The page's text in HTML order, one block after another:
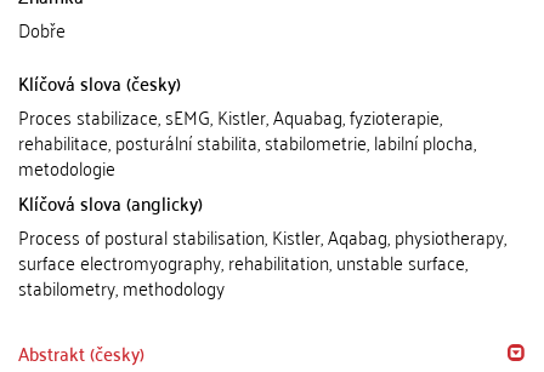
Dobře
Klíčová slova (česky)
Proces stabilizace, sEMG, Kistler, Aquabag, fyzioterapie,
rehabilitace, posturální stabilita, stabilometrie, labilní plocha,
metodologie
Klíčová slova (anglicky)
Process of postural stabilisation, Kistler, Aqabag, physiotherapy,
surface electromyography, rehabilitation, unstable surface,
stabilometry, methodology
Abstrakt (česky)